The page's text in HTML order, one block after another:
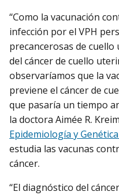
“Como la vacunación
infección por el VPH
precancerosas de
del cáncer de cuello
observaríamos que la
previene el cáncer de
que pasaría un tiempo
la doctora Aimée R.
Epidemiología y
estudia las vacunas
cáncer.
“El diagnóstico del